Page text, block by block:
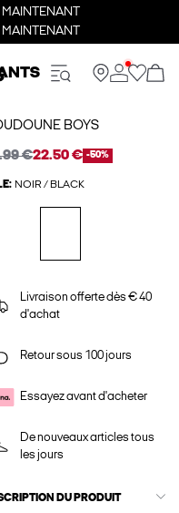
BOYS
€22.50 € -50%
NOIR / BLACK
Livraison offerte dès € 40
d'achat
Retour sous 100 jours
Essayez avant d'acheter
De nouveaux articles tous
les jours
DU PRODUIT